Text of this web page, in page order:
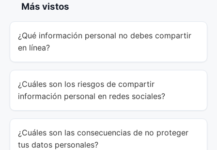
Más vistos
¿Qué información personal no debes compartir
en línea?
¿Cuáles son los riesgos de compartir
información personal en redes sociales?
¿Cuáles son las consecuencias de no proteger
tus datos personales?